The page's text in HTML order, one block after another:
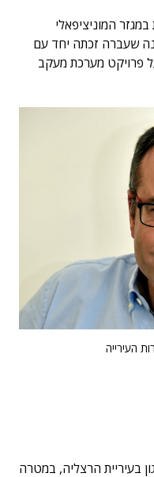
המוניציפאלי
כבר 14 שנה. בשנה שעברה זכתה יחד עם
פרויקט מערכת מעקב
העירייה
בעיריית הרצליה, במטרה